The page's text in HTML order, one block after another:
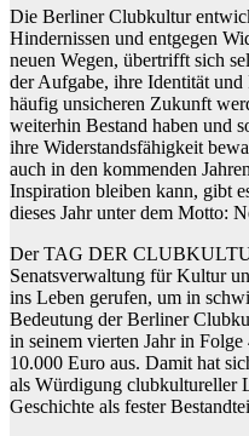
Die Berliner Clubkultur
Hindernissen und entgegen
neuen Wegen, übertrifft sich
der Aufgabe, ihre Identität
häufig unsicheren Zukunft
weiterhin Bestand haben und
ihre Widerstandsfähigkeit
auch in den kommenden
Inspiration bleiben kann, gibt
dieses Jahr unter dem Motto:
Der TAG DER
Senatsverwaltung für Kultur
ins Leben gerufen, um in
Bedeutung der Berliner
in seinem vierten Jahr in
10.000 Euro aus. Damit hat
als Würdigung clubkultureller
Geschichte als fester